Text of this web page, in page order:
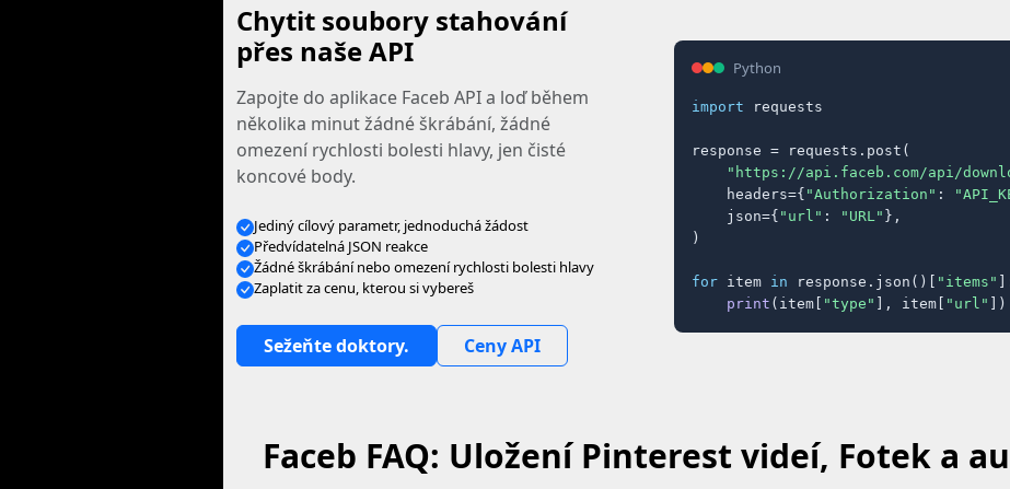
Chytit soubory stahování
přes naše API
Zapojte do aplikace Faceb API a loď během
několika minut žádné škrábání, žádné
omezení rychlosti bolesti hlavy, jen čisté
koncové body.
Jediný cílový parametr, jednoduchá žádost
Předvídatelná JSON reakce
Žádné škrábání nebo omezení rychlosti bolesti hlavy
Zaplatit za cenu, kterou si vybereš
Sežeňte doktory. Ceny API
Python
import requests
response = requests.post(
"https://api.faceb.com/api/
    headers={
"Authorization" :
    json={
"url" : "URL" },
)
for item in response.json()[ "items"
print (item[ "type" ], item[ "url" ])
Faceb FAQ: Uložení Pinterest videí, Fotek a